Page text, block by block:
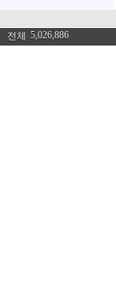
전체 5,026,886